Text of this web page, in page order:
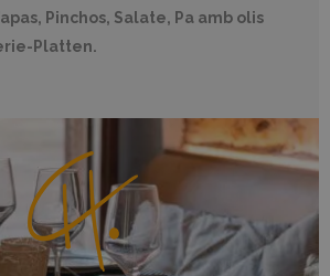
Pinchos, Salate, Pa amb olis
Platten.